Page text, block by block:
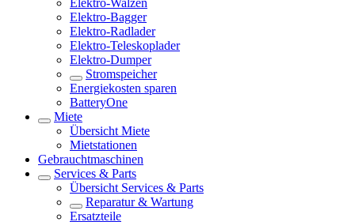
Elektro-Walzen
Elektro-Bagger
Elektro-Radlader
Elektro-Teleskoplader
Elektro-Dumper
Stromspeicher
Energiekosten sparen
BatteryOne
Miete
Übersicht Miete
Mietstationen
Gebrauchtmaschinen
Services & Parts
Übersicht Services & Parts
Reparatur & Wartung
Ersatzteile